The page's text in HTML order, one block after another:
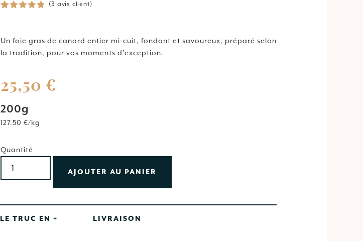
notations
client
(3 avis client)
Un foie gras de canard entier mi-cuit, fondant et savoureux, préparé selon
la tradition, pour vos moments d’exception.
25,50 €
200g
127.50 €/kg
Quantité
AJOUTER AU PANIER
LE TRUC EN + LIVRAISON